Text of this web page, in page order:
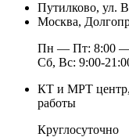
Путилково, ул.
Москва,
Пн — Пт: 8:00 —
Сб, Вс: 9:00-
КТ и МРТ центр,
работы
Круглосуточно